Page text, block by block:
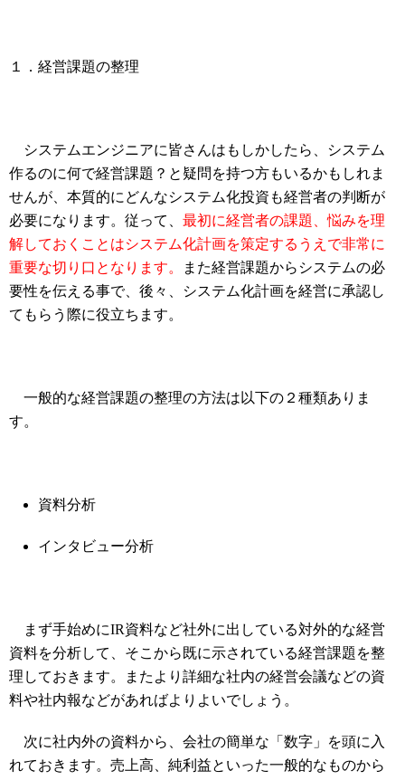
１．経営課題の整理
システムエンジニアに皆さんはもしかしたら、システム
作るのに何で経営課題？と疑問を持つ方もいるかもしれま
せんが、本質的にどんなシステム化投資も経営者の判断が
必要になります。従って、 最初に経営者の課題、悩みを理
解しておくことはシステム化計画を策定するうえで非常に
重要な切り口となります。
また経営課題からシステムの必
要性を伝える事で、後々、システム化計画を経営に承認し
てもらう際に役立ちます。
一般的な経営課題の整理の方法は以下の２種類ありま
す。
資料分析
インタビュー分析
まず手始めにIR資料など社外に出している対外的な経営
資料を分析して、そこから既に示されている経営課題を整
理しておきます。またより詳細な社内の経営会議などの資
料や社内報などがあればよりよいでしょう。
次に社内外の資料から、会社の簡単な「数字」を頭に入
れておきます。売上高、純利益といった一般的なものから